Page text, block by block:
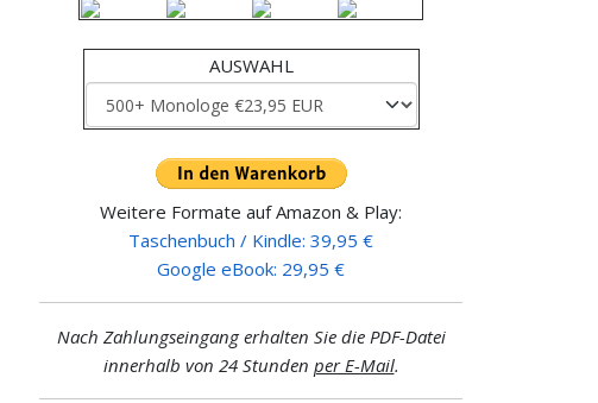
AUSWAHL
Weitere Formate auf Amazon & Play:
Taschenbuch / Kindle: 39,95 €
Google eBook: 29,95 €
Nach Zahlungseingang erhalten Sie die PDF-Datei
innerhalb von 24 Stunden per E-Mail.